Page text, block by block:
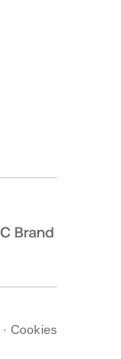
Cookies